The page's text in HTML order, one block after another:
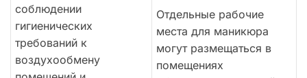
соблюдении
гигиенических
требований к
воздухообмену
Отдельные рабочие
места для маникюра
могут размещаться в
помещениях